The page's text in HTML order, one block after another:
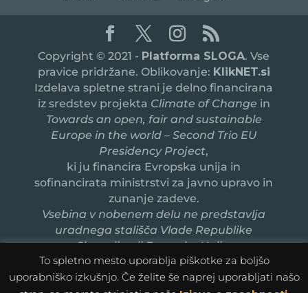
Copyright © 2021 - Platforma SLOGA. Vse
pravice pridržane. Oblikovanje: KlikNET.si
Izdelava spletne strani je delno financirana
iz sredstev projekta Climate of Change in
Towards an open, fair and sustainable
Europe in the world – Second Trio EU
Presidency Project,
ki ju financira Evropska unija in
sofinancirata ministrstvi za javno upravo in
zunanje zadeve.
Vsebina v nobenem delu ne predstavlja
uradnega stališča Vlade Republike
Slovenije ali Evropske Unije.
To spletno mesto uporablja piškotke za boljšo
uporabniško izkušnjo. Če želite še naprej uporabljati našo